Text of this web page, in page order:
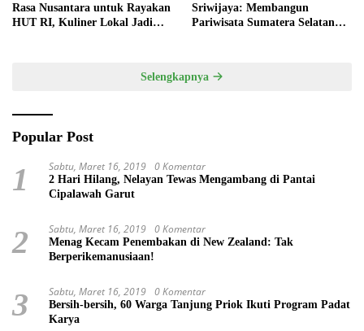
Rasa Nusantara untuk Rayakan
HUT RI, Kuliner Lokal Jadi
Sriwijaya: Membangun
Pariwisata Sumatera Selatan
Selengkapnya
Popular Post
1 Sabtu, Maret 16, 2019 0 Komentar
2 Hari Hilang, Nelayan Tewas Mengambang di Pantai
Cipalawah Garut
2 Sabtu, Maret 16, 2019 0 Komentar
Menag Kecam Penembakan di New Zealand: Tak
Berperikemanusiaan!
3 Sabtu, Maret 16, 2019 0 Komentar
Bersih-bersih, 60 Warga Tanjung Priok Ikuti Program Padat
Karya